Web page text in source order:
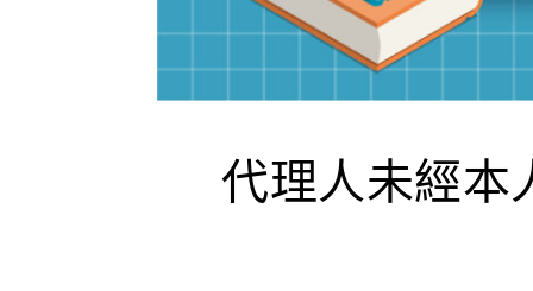
代理人未經本